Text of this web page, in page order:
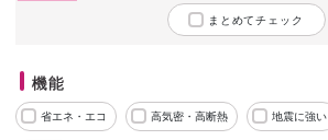
まとめてチェック
機能
省エネ・エコ 高気密・高断熱 地震に強い